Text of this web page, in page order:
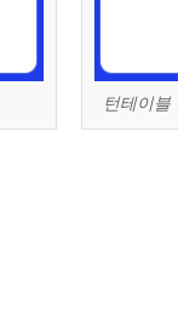
턴테이블